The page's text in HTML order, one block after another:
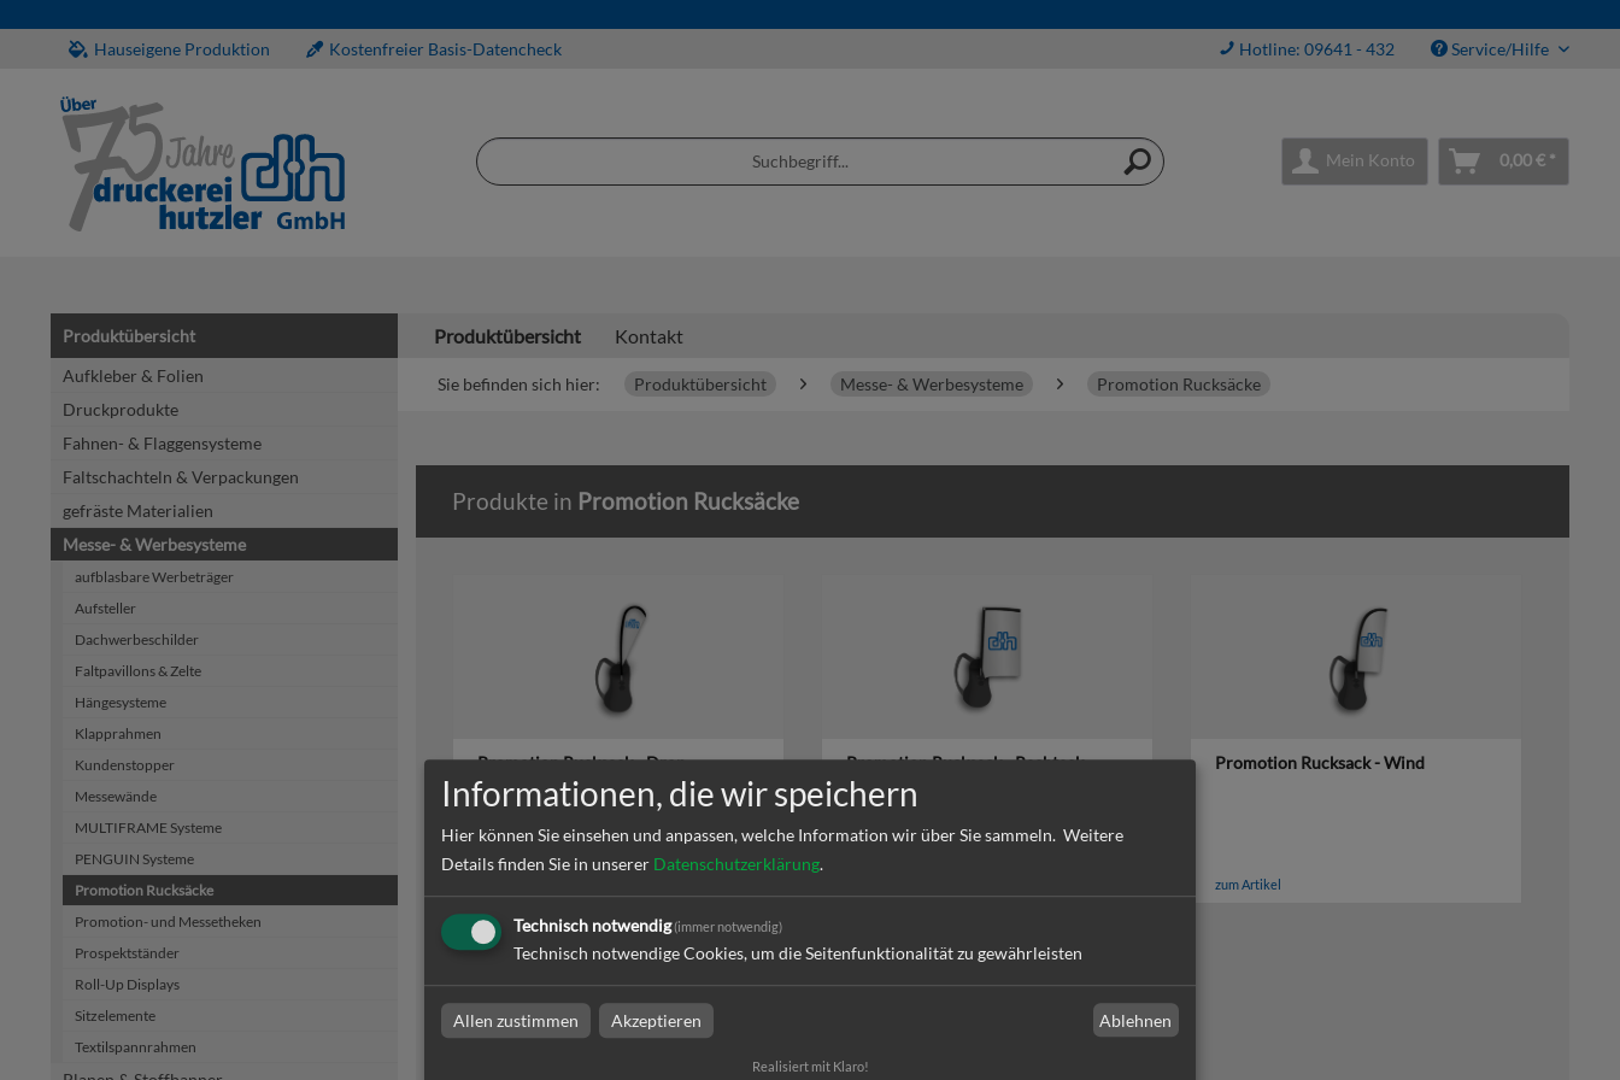
Hauseigene Produktion Kostenfreier Basis-Datencheck Hotline: 09641 - 432 Service/Hilfe
Mein Konto 0,00 € *
Produktübersicht
Aufkleber & Folien
Druckprodukte
Fahnen- & Flaggensysteme
Faltschachteln & Verpackungen
gefräste Materialien
Messe- & Werbesysteme
aufblasbare Werbeträger
Aufsteller
Dachwerbeschilder
Faltpavillons & Zelte
Hängesysteme
Klapprahmen
Kundenstopper
Messewände
MULTIFRAME Systeme
PENGUIN Systeme
Promotion Rucksäcke
Promotion- und Messetheken
Prospektständer
Roll-Up Displays
Sitzelemente
Textilspannrahmen
Produktübersicht Kontakt
Sie befinden sich hier: Produktübersicht Messe- & Werbesysteme Promotion Rucksäcke
Produkte in Promotion Rucksäcke
Promotion Rucksack - Drop Promotion Rucksack - Rechteck Promotion Rucksack - Wind
zum Artikel
Informationen, die wir speichern
Hier können Sie einsehen und anpassen, welche Information wir über Sie sammeln. Weitere
Details finden Sie in unserer Datenschutzerklärung.
Technisch notwendig(immer notwendig)
Technisch notwendige Cookies, um die Seitenfunktionalität zu gewährleisten
Allen zustimmen Akzeptieren Ablehnen
Realisiert mit Klaro!